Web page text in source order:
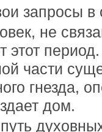
запросы
не
этот
части
гнезда,
дом.